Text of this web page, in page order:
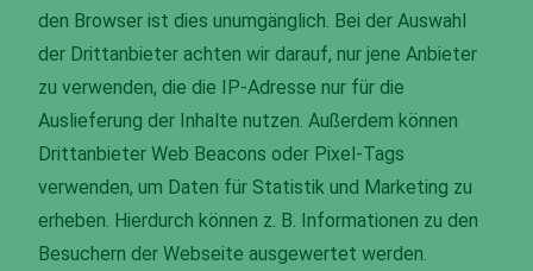
den Browser ist dies unumgänglich. Bei der Auswahl
der Drittanbieter achten wir darauf, nur jene Anbieter
zu verwenden, die die IP-Adresse nur für die
Auslieferung der Inhalte nutzen. Außerdem können
Drittanbieter Web Beacons oder Pixel-Tags
verwenden, um Daten für Statistik und Marketing zu
erheben. Hierdurch können z. B. Informationen zu den
Besuchern der Webseite ausgewertet werden.